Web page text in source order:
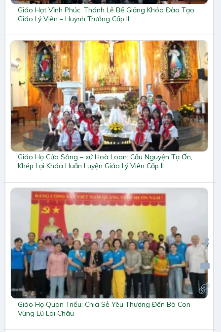
Giáo Hạt Vĩnh Phúc: Thánh Lễ Bế Giảng Khóa Đào Tạo
Giáo Lý Viên – Huynh Trưởng Cấp II
Giáo Họ Cửa Sông – xứ Hoà Loan: Cầu Nguyện Tạ Ơn,
Khép Lại Khóa Huấn Luyện Giáo Lý Viên Cấp II
Giáo Họ Quan Triều: Chia Sẻ Yêu Thương Đến Bà Con
Vùng Lũ Lai Châu